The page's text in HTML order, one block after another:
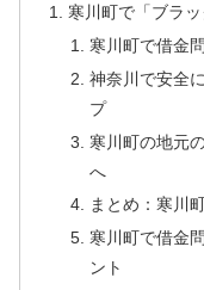
寒川町で「ブラ
寒川町で借金
神奈川で安全
プ
寒川町の地元
へ
まとめ：寒川
寒川町で借金
ント